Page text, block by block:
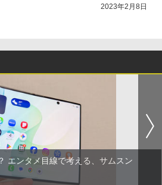
2023年2月8日
エンタメ目線で考える、サムスン